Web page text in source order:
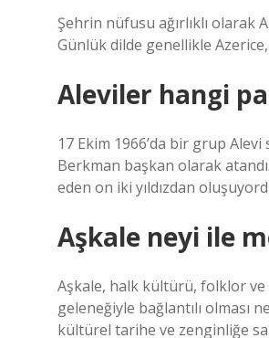
Şehrin nüfusu ağırlıklı
Günlük dilde genellikle
Aleviler hangi
17 Ekim 1966’da bir grup
Berkman başkan olarak
eden on iki yıldızdan
Aşkale neyi ile
Aşkale, halk kültürü, folklor ve
geleneğiyle bağlantılı olması
kültürel tarihe ve zenginliğe